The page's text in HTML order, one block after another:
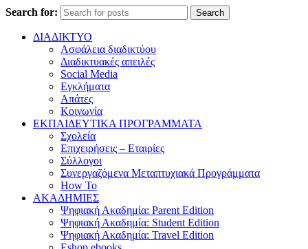
Search for: Search
ΔΙΑΔΙΚΤΥΟ
Ασφάλεια διαδικτύου
Διαδικτυακές απειλές
Social Media
Εγκλήματα
Απάτες
Κοινωνία
ΕΚΠΑΙΔΕΥΤΙΚΑ ΠΡΟΓΡΑΜΜΑΤΑ
Σχολεία
Επιχειρήσεις – Εταιρίες
Σύλλογοι
Συνεργαζόμενα Μεταπτυχιακά Προγράμματα
How To
ΑΚΑΔΗΜΙΕΣ
Ψηφιακή Ακαδημία: Parent Edition
Ψηφιακή Ακαδημία: Student Edition
Ψηφιακή Ακαδημία: Travel Edition